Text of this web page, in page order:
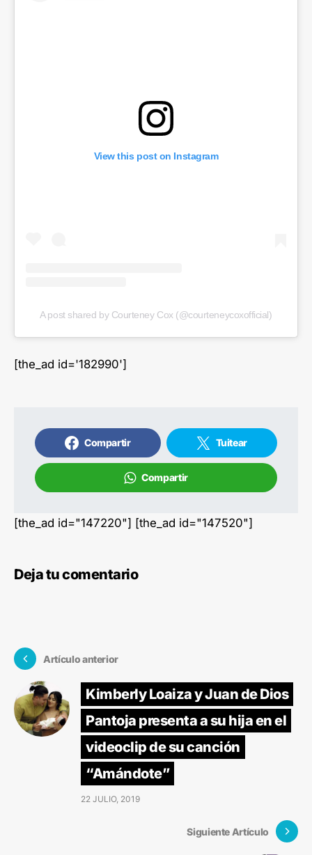
View this post on Instagram
A post shared by Courteney Cox (@courteneycoxofficial)
[the_ad id='182990']
Compartir Tuitear
Compartir
[the_ad id="147220"] [the_ad id="147520"]
Deja tu comentario
Artículo anterior
Kimberly Loaiza y Juan de Dios
Pantoja presenta a su hija en el
videoclip de su canción
“Amándote”
22 JULIO, 2019
Siguiente Artículo